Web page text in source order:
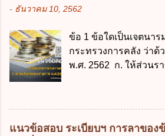
การเปิดเรียนภาคต้น ถ้
รัฐทุกแห่ง ข. กิจการด้า
ข้อ 3 โดยหลัก ทั่วไป พ
ข้อมูลส่วนบุคคล พ.ศ.
ใด ก. 26 พฤษภาคม
พฤษภาคม 2562 ข้อ
ซึ่งมีอำนาจหน้าที่ตัดสิน
รวบรวม ใช้ หรือเปิดเ
- ธันวาคม 10, 2562
ข้อ 1 ข้อใดเป็นเจตนา
กระทรวงการคลัง ว่าด้
พ.ศ. 2562 ก. ให้ส่วนร
ส่วนราชการมีเงินทดร
ตามข้อผูกพันในการกู้เ
รองรับการปฏิบัติงานด้
แนวข้อสอบ ระเบียบฯ การลาของ